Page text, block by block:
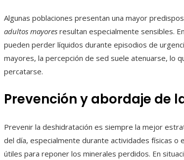
Algunas poblaciones presentan una mayor
adultos mayores resultan especialmente sensibles.
pueden perder líquidos durante episodios de
mayores, la percepción de sed suele atenuarse, lo
percatarse.
Prevención y abordaje de
Prevenir la deshidratación es siempre la mejor
del día, especialmente durante actividades físicas o
útiles para reponer los minerales perdidos. En